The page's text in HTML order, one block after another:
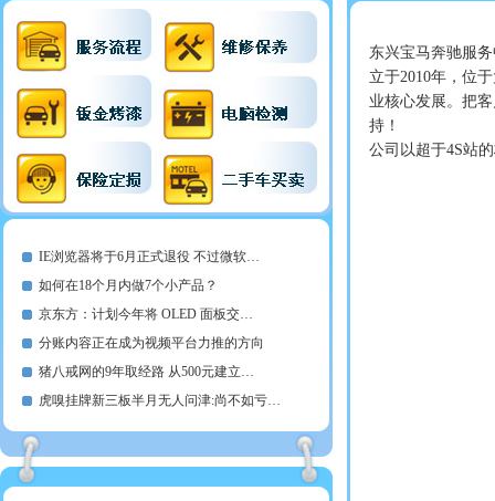
IE浏览器将于6月正式退役 不过微软…
如何在18个月内做7个小产品？
京东方：计划今年将 OLED 面板交…
分账内容正在成为视频平台力推的方向
猪八戒网的9年取经路 从500元建立…
虎嗅挂牌新三板半月无人问津:尚不如亏…
东兴宝马奔驰服
立于2010年，位
业核心发展。把
持！
公司以超于4S站